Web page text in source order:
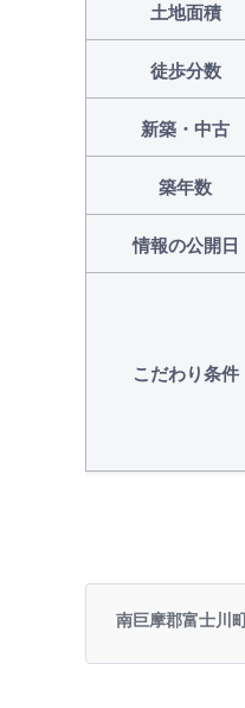
土地面積
徒歩分数
新築・中古
築年数
情報の公開日
こだわり条件
南巨摩郡富士川